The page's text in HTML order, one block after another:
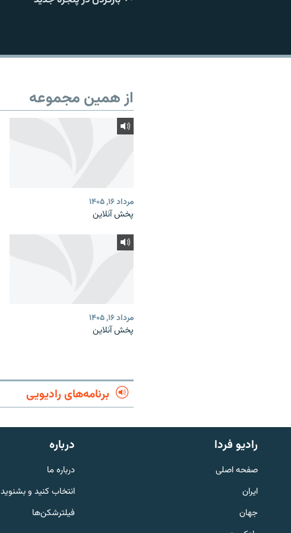
English
به ما بپیوندید
از همین مجموعه
مرداد ۱۶, ۱۴۰۵
پخش آنلاین
مرداد ۱۶, ۱۴۰۵
پخش آنلاین
برنامه‌های رادیویی
رادیو فردا
صفحه اصلی
ایران
جهان
درباره
درباره ما
انتخاب کنید و بشنوید
فیلترشکن‌ها